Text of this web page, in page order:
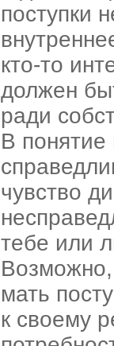
поступки
кто-то
должен
ради
В понятие
чувство
тебе или
Возможно,
мать
к своему